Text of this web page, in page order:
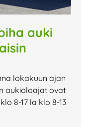
auki
lokakuun ajan
aukioloajat ovat
8-17 la klo 8-13